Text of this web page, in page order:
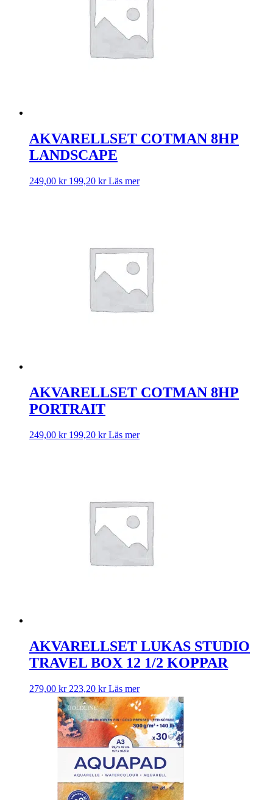
AKVARELLSET COTMAN 8HP
LANDSCAPE
249,00 kr 199,20 kr Läs mer
AKVARELLSET COTMAN 8HP
PORTRAIT
249,00 kr 199,20 kr Läs mer
AKVARELLSET LUKAS STUDIO
TRAVEL BOX 12 1/2 KOPPAR
279,00 kr 223,20 kr Läs mer